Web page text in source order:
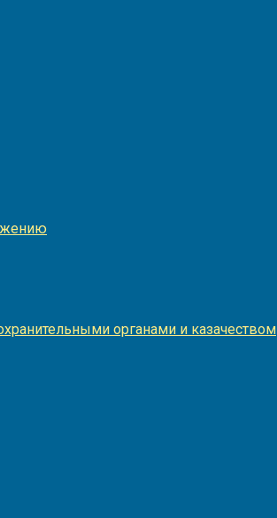
органами и казачеством